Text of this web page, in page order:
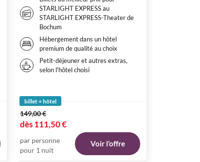
STARLIGHT EXPRESS au
STARLIGHT EXPRESS-Theater de
Bochum
Hébergement dans un hôtel
premium de qualité au choix
Petit-déjeuner et autres extras,
selon l'hôtel choisi
billet + hôtel
149,00 €
dès111,50 €
par personne
pour 1 nuit
Voir l’offre